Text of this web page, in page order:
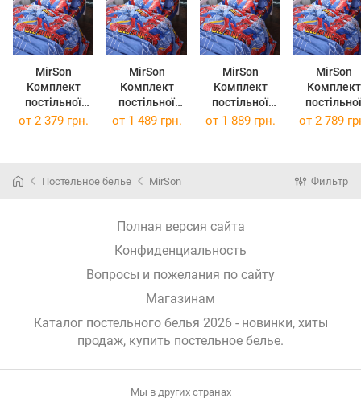
MirSon
Комплект
постільної
білизни
Spider-Man
MirSon
Комплект
постільної
білизни
Hero Spider-
MirSon
Комплект
постільної
білизни King
MirSon
Комплект
постільної
білизни
Spider-
от 2 379 грн. от 1 489 грн. от 1 889 грн. от 2 789
Постельное белье MirSon Фильтр
Полная версия сайта
Конфиденциальность
Вопросы и пожелания по сайту
Магазинам
Каталог постельного белья 2026 - новинки, хиты
продаж, купить постельное белье.
Мы в других странах